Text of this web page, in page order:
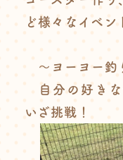
ど様々なイベン
～ヨーヨー釣
自分の好きな
いざ挑戦！